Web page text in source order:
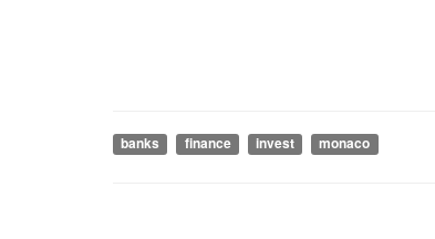
banks finance invest monaco